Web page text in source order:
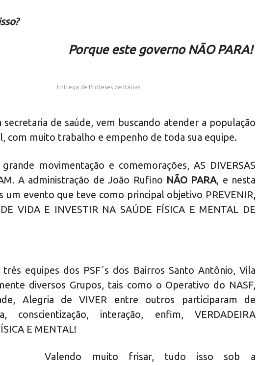
Porque este governo NÃO PARA!
Entrega de Próteses dentárias
secretaria de saúde, vem buscando atender a população
com muito trabalho e empenho de toda sua equipe.
movimentação e comemorações, AS DIVERSAS
A administração de João Rufino NÃO PARA, e nesta
um evento que teve como principal objetivo PREVENIR,
VIDA E INVESTIR NA SAÚDE FÍSICA E MENTAL DE
equipes dos PSF´s dos Bairros Santo Antônio, Vila
diversos Grupos, tais como o Operativo do NASF,
Alegria de VIVER entre outros participaram de
conscientização, interação, enfim, VERDADEIRA
E MENTAL!
Valendo muito frisar, tudo isso sob a